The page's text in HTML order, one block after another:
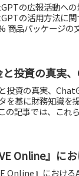
の広報活動へ
の活用方法に関
商品パッケージの
と投資の真実
投資の真実、
を基に財務知識を
の記事では、これ
Online』に
Online』におけ